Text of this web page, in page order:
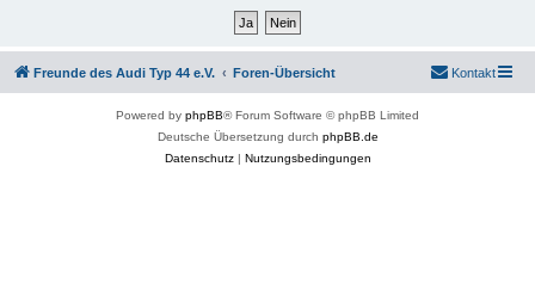
Freunde des Audi Typ 44 e.V. Foren-Übersicht Kontakt
Powered by phpBB® Forum Software © phpBB Limited
Deutsche Übersetzung durch phpBB.de
Datenschutz| Nutzungsbedingungen